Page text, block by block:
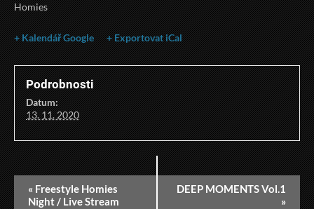
Homies
+ Kalendář Google + Exportovat iCal
Podrobnosti
Datum:
13. 11. 2020
« Freestyle Homies
Night / Live Stream
DEEP MOMENTS Vol.1
»